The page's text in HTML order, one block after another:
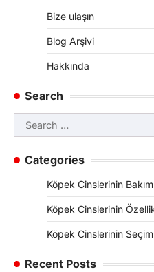
Bize ulaşın
Blog Arşivi
Hakkında
Search
Search
for:
Categories
Köpek Cinslerinin
Köpek Cinslerinin
Köpek Cinslerinin
Recent Posts